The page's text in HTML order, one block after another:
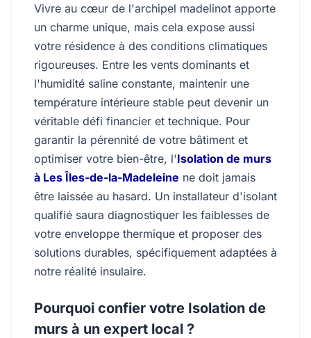
Vivre au cœur de l'archipel madelinot apporte
un charme unique, mais cela expose aussi
votre résidence à des conditions climatiques
rigoureuses. Entre les vents dominants et
l'humidité saline constante, maintenir une
température intérieure stable peut devenir un
véritable défi financier et technique. Pour
garantir la pérennité de votre bâtiment et
optimiser votre bien-être, l'Isolation de murs
à Les Îles-de-la-Madeleine ne doit jamais
être laissée au hasard. Un installateur d'isolant
qualifié saura diagnostiquer les faiblesses de
votre enveloppe thermique et proposer des
solutions durables, spécifiquement adaptées à
notre réalité insulaire.
Pourquoi confier votre Isolation de
murs à un expert local ?